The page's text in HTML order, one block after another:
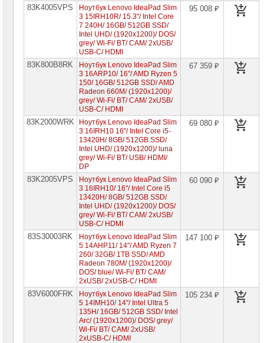
83K4005VPS
Ноутбук Lenovo IdeaPad Slim
3 15IRH10R/ 15.3"/ Intel Core
7 240H/ 16GB/ 512GB SSD/
Intel UHD/ (1920x1200)/ DOS/
grey/ Wi-Fi/ BT/ CAM/ 2xUSB/
USB-C/ HDMI
95 008 ₽
83K800B8RK
Ноутбук Lenovo IdeaPad Slim
3 16ARP10/ 16"/ AMD Ryzen 5
150/ 16GB/ 512GB SSD/ AMD
Radeon 660M/ (1920x1200)/
grey/ Wi-Fi/ BT/ CAM/ 2xUSB/
USB-C/ HDMI
67 359 ₽
83K2000WRK
Ноутбук Lenovo IdeaPad Slim
3 16IRH10 16"/ Intel Core i5-
13420H/ 8GB/ 512GB SSD/
Intel UHD/ (1920x1200)/ luna
grey/ Wi-Fi/ BT/ USB/ HDMI/
DP
69 080 ₽
83K2005VPS
Ноутбук Lenovo IdeaPad Slim
3 16IRH10/ 16"/ Intel Core i5
13420H/ 8GB/ 512GB SSD/
Intel UHD/ (1920x1200)/ DOS/
grey/ Wi-Fi/ BT/ CAM/ 2xUSB/
USB-C/ HDMI
60 090 ₽
83S30003RK
Ноутбук Lenovo IdeaPad Slim
5 14AHP11/ 14"/ AMD Ryzen 7
260/ 32GB/ 1TB SSD/ AMD
Radeon 780M/ (1920x1200)/
DOS/ blue/ Wi-Fi/ BT/ CAM/
2xUSB/ 2xUSB-C/ HDMI
147 100 ₽
83V6000FRK
Ноутбук Lenovo IdeaPad Slim
5 14IMH10/ 14"/ Intel Ultra 5
135H/ 16GB/ 512GB SSD/ Intel
Arc/ (1920x1200)/ DOS/ grey/
Wi-Fi/ BT/ CAM/ 2xUSB/
2xUSB-C/ HDMI
105 234 ₽